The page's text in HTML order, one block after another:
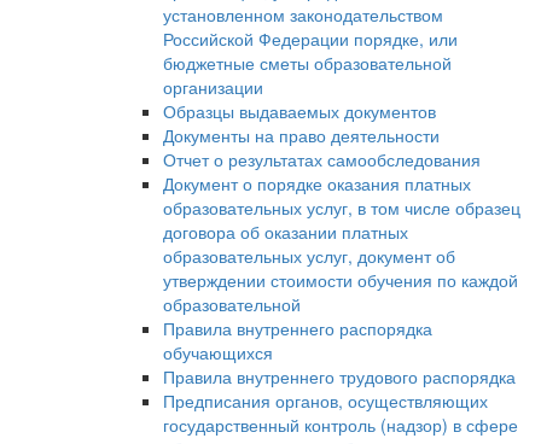
установленном законодательством
Российской Федерации порядке, или
бюджетные сметы образовательной
организации
Образцы выдаваемых документов
Документы на право деятельности
Отчет о результатах самообследования
Документ о порядке оказания платных
образовательных услуг, в том числе образец
договора об оказании платных
образовательных услуг, документ об
утверждении стоимости обучения по каждой
образовательной
Правила внутреннего распорядка
обучающихся
Правила внутреннего трудового распорядка
Предписания органов, осуществляющих
государственный контроль (надзор) в сфере